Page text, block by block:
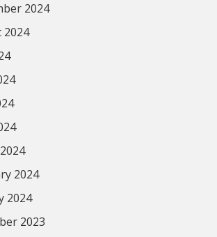
2024
2024
2024
2024
2023